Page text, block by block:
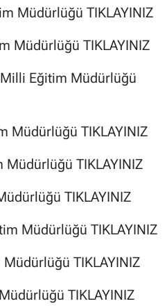
Müdürlüğü TIKLAYINIZ
Müdürlüğü TIKLAYINIZ
Eğitim Müdürlüğü
Müdürlüğü TIKLAYINIZ
Müdürlüğü TIKLAYINIZ
TIKLAYINIZ
Müdürlüğü TIKLAYINIZ
Müdürlüğü TIKLAYINIZ
TIKLAYINIZ